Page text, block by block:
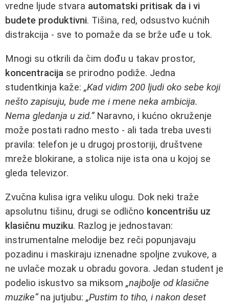
vredne ljude stvara automatski pritisak da i vi
budete produktivni. Tišina, red, odsustvo kućnih
distrakcija - sve to pomaže da se brže uđe u tok.
Mnogi su otkrili da čim dođu u takav prostor,
koncentracija se prirodno podiže. Jedna
studentkinja kaže: „Kad vidim 200 ljudi oko sebe koji
nešto zapisuju, bude me i mene neka ambicija.
Nema gledanja u zid.“Naravno, i kućno okruženje
može postati radno mesto - ali tada treba uvesti
pravila: telefon je u drugoj prostoriji, društvene
mreže blokirane, a stolica nije ista ona u kojoj se
gleda televizor.
Zvučna kulisa igra veliku ulogu. Dok neki traže
apsolutnu tišinu, drugi se odlično koncentrišu uz
klasičnu muziku. Razlog je jednostavan:
instrumentalne melodije bez reči popunjavaju
pozadinu i maskiraju iznenadne spoljne zvukove, a
ne uvlače mozak u obradu govora. Jedan student je
podelio iskustvo sa miksom „najbolje od klasične
muzike“na jutjubu: „Pustim to tiho, i nakon deset